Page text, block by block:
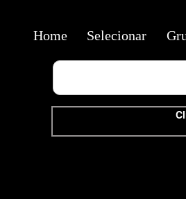
Home Selecionar